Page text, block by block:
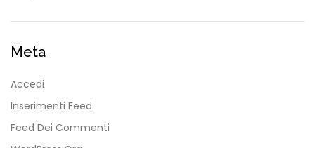
Meta
Accedi
Inserimenti Feed
Feed Dei Commenti